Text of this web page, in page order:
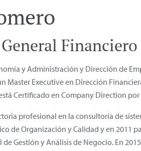
Financiero
y Administración y Dirección de
Master Executive en Dirección
Certificado en Company Direction
profesional en la consultoría de
de Organización y Calidad y en 2011
Gestión y Análisis de Negocio. En